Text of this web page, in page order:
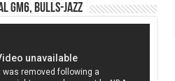
gm6, Bulls-Jazz